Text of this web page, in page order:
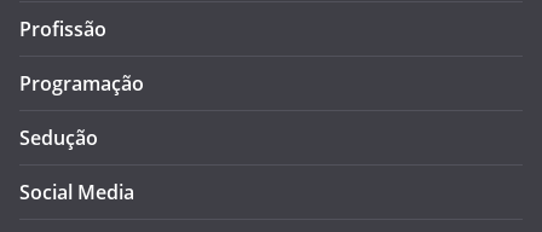
Profissão
Programação
Sedução
Social Media